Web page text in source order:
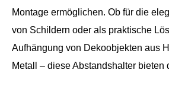
Montage ermöglichen. Ob für die
von Schildern oder als praktische
Aufhängung von Dekoobjekten aus
Metall – diese Abstandshalter bieten